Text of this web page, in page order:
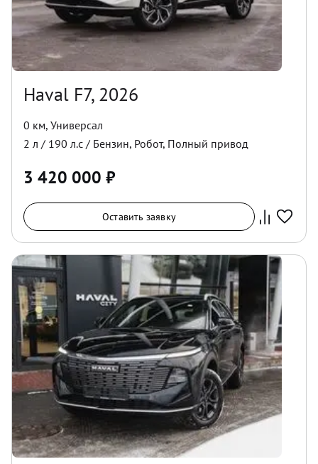
Haval F7, 2026
0 км, Универсал
2 л / 190 л.с / Бензин, Робот, Полный привод
3 420 000 ₽
Оставить заявку